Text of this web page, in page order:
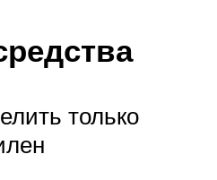
только